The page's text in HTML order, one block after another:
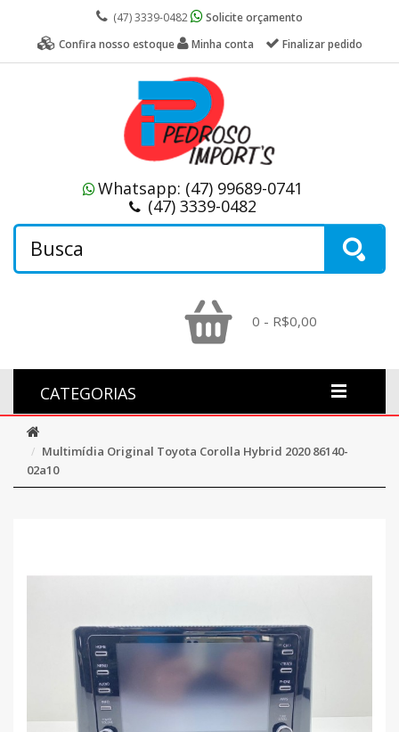
(47) 3339-0482
Solicite orçamento
Confira nosso estoque
Minha conta Finalizar pedido
Whatsapp: (47) 99689-0741
(47) 3339-0482
0 - R$0,00
CATEGORIAS
Multimídia Original Toyota Corolla Hybrid 2020 86140-
02a10